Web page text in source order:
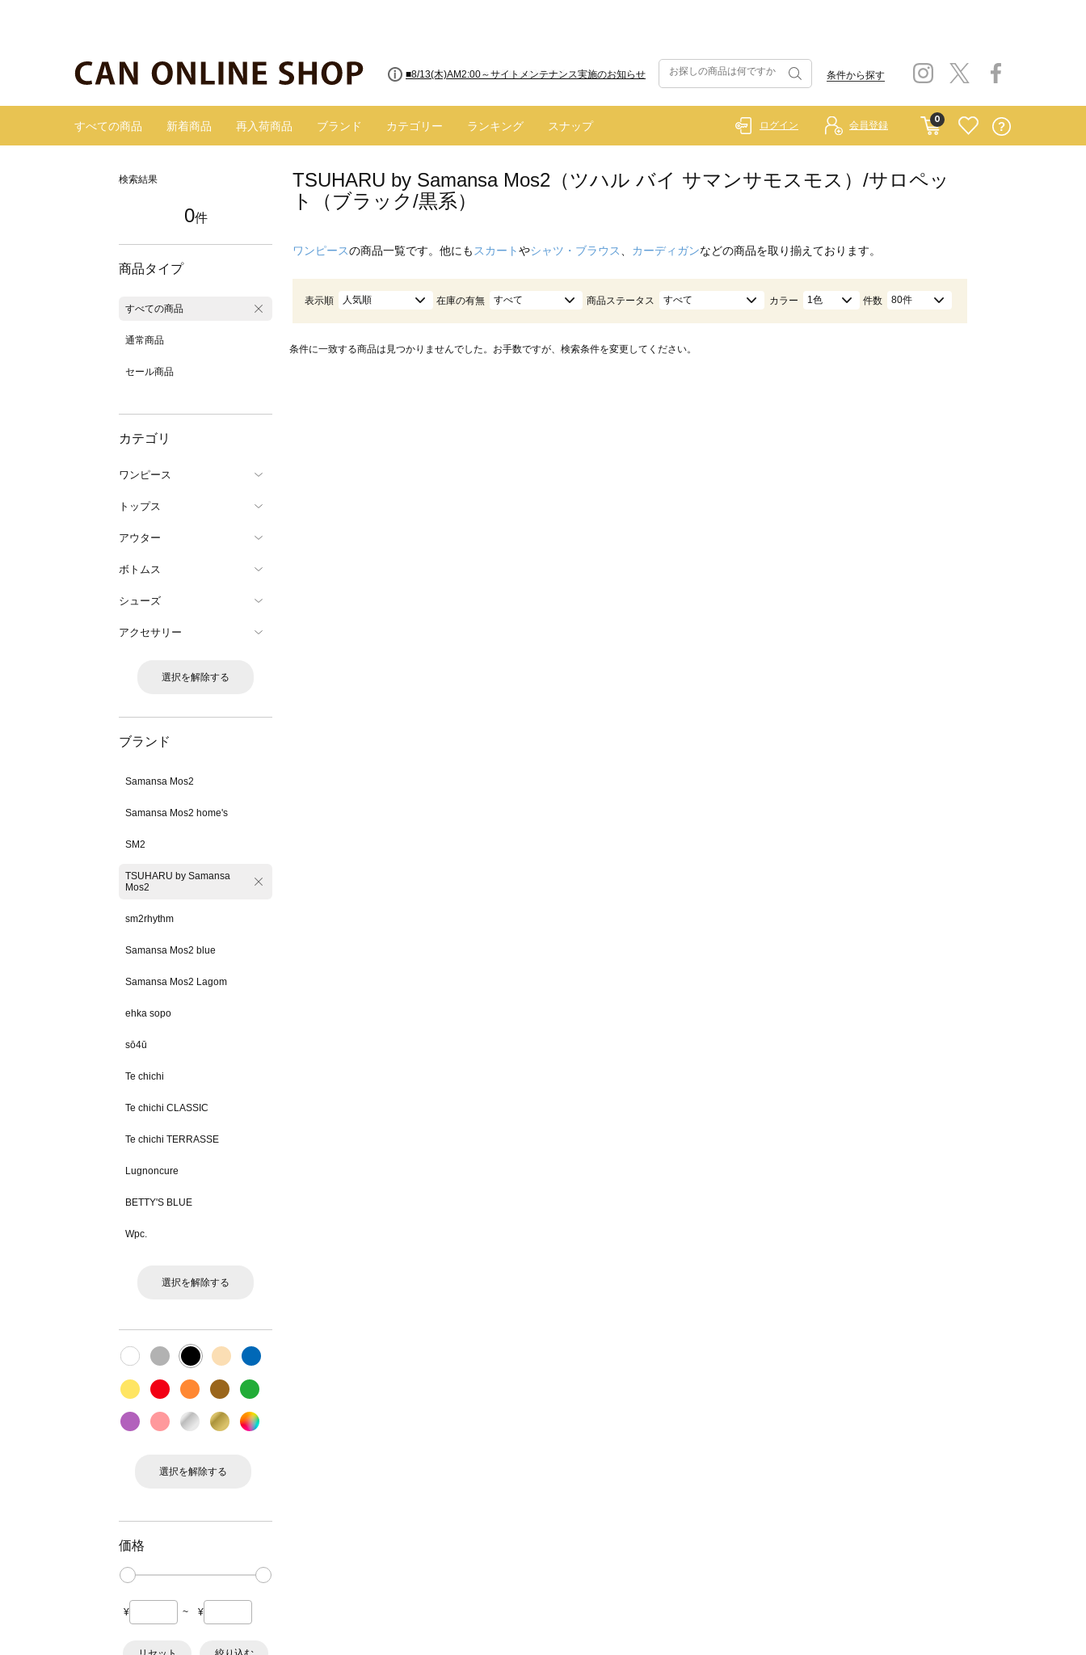
■8/13(木)AM2:00～サイトメンテナンス実施のお知らせ 条件から探す
すべての商品 新着商品 再入荷商品 ブランド カテゴリー ランキング スナップ
0
ログイン 会員登録
検索結果
0件
商品タイプ
すべての商品
通常商品
セール商品
カテゴリ
ワンピース
トップス
アウター
ボトムス
シューズ
アクセサリー
選択を解除する
ブランド
Samansa Mos2
Samansa Mos2 home's
SM2
TSUHARU by Samansa
Mos2
sm2rhythm
Samansa Mos2 blue
Samansa Mos2 Lagom
ehka sopo
sō4ū
Te chichi
Te chichi CLASSIC
Te chichi TERRASSE
Lugnoncure
BETTY'S BLUE
Wpc.
選択を解除する
選択を解除する
価格
¥ ~ ¥
TSUHARU by Samansa Mos2（ツハル バイ サマンサモスモス）/サロペッ
ト（ブラック/黒系）
ワンピースの商品一覧です。他にも スカートやシャツ・ブラウス カーディガンなどの商品を取り揃えております。
表示順 人気順 在庫の有無 すべて 商品ステータス すべて カラー 1色 件数 80件
条件に一致する商品は見つかりませんでした。お手数ですが、検索条件を変更してください。